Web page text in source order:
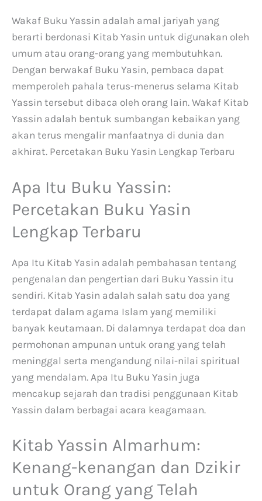
Wakaf Buku Yassin adalah amal jariyah yang
berarti berdonasi Kitab Yasin untuk digunakan oleh
umum atau orang-orang yang membutuhkan.
Dengan berwakaf Buku Yasin, pembaca dapat
memperoleh pahala terus-menerus selama Kitab
Yassin tersebut dibaca oleh orang lain. Wakaf Kitab
Yassin adalah bentuk sumbangan kebaikan yang
akan terus mengalir manfaatnya di dunia dan
akhirat. Percetakan Buku Yasin Lengkap Terbaru
Apa Itu Buku Yassin:
Percetakan Buku Yasin
Lengkap Terbaru
Apa Itu Kitab Yasin adalah pembahasan tentang
pengenalan dan pengertian dari Buku Yassin itu
sendiri. Kitab Yasin adalah salah satu doa yang
terdapat dalam agama Islam yang memiliki
banyak keutamaan. Di dalamnya terdapat doa dan
permohonan ampunan untuk orang yang telah
meninggal serta mengandung nilai-nilai spiritual
yang mendalam. Apa Itu Buku Yasin juga
mencakup sejarah dan tradisi penggunaan Kitab
Yassin dalam berbagai acara keagamaan.
Kitab Yassin Almarhum:
Kenang-kenangan dan Dzikir
untuk Orang yang Telah